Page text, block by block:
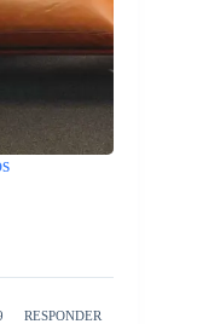
RESPONDER